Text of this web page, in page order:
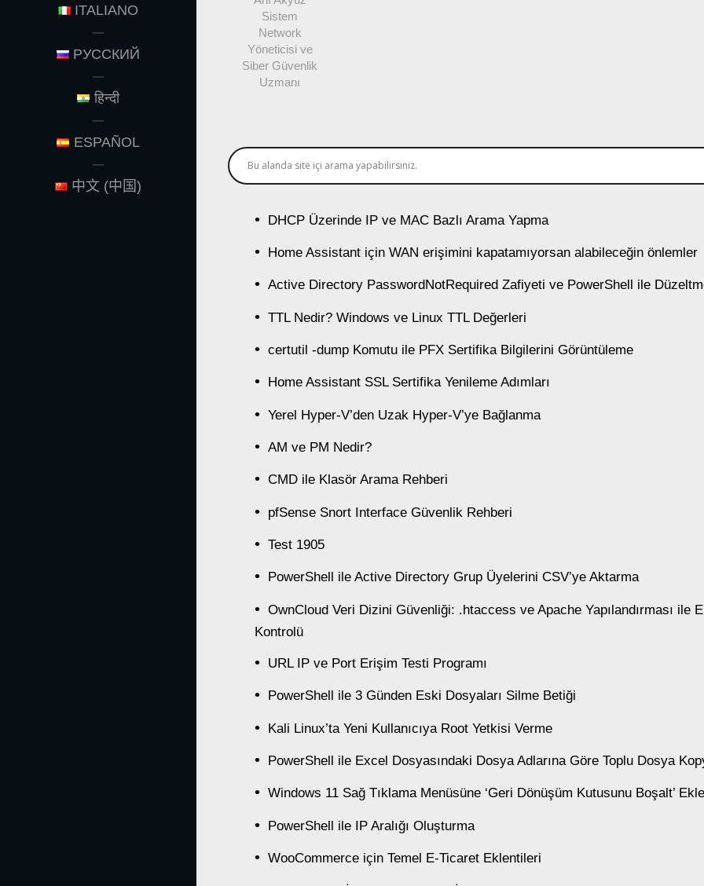
ITALIANO
РУССКИЙ
हिन्दी
ESPAÑOL
中文 (中国)
Sistem
Network
Yöneticisi ve
Siber Güvenlik
Uzmanı
DHCP Üzerinde IP ve MAC Bazlı Arama Yapma
Home Assistant için WAN erişimini kapatamıyorsan alabileceğin önlemler
Active Directory PasswordNotRequired Zafiyeti ve PowerShell ile
TTL Nedir? Windows ve Linux TTL Değerleri
certutil -dump Komutu ile PFX Sertifika Bilgilerini Görüntüleme
Home Assistant SSL Sertifika Yenileme Adımları
Yerel Hyper-V’den Uzak Hyper-V’ye Bağlanma
AM ve PM Nedir?
CMD ile Klasör Arama Rehberi
pfSense Snort Interface Güvenlik Rehberi
Test 1905
PowerShell ile Active Directory Grup Üyelerini CSV’ye Aktarma
OwnCloud Veri Dizini Güvenliği: .htaccess ve Apache Yapılandırması ile
Kontrolü
URL IP ve Port Erişim Testi Programı
PowerShell ile 3 Günden Eski Dosyaları Silme Betiği
Kali Linux’ta Yeni Kullanıcıya Root Yetkisi Verme
PowerShell ile Excel Dosyasındaki Dosya Adlarına Göre Toplu Dosya
Windows 11 Sağ Tıklama Menüsüne ‘Geri Dönüşüm Kutusunu Boşalt’
PowerShell ile IP Aralığı Oluşturma
WooCommerce için Temel E-Ticaret Eklentileri